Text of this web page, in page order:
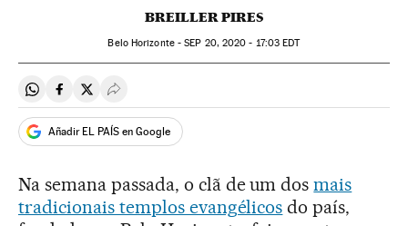
BREILLER PIRES
Belo Horizonte -SEP 20, 2020 - 17:03 EDT
Compartir en Whatsapp
Compartir en Facebook
Compartir en Twitter
Desplegar Redes Sociales
Añadir EL PAÍS en Google
Na semana passada, o clã de um dosmais
tradicionais templos evangélicos do país,